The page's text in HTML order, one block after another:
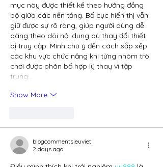
mục này được thiết kế theo hướng đồng
bộ giữa các nền tảng. Bố cục hiển thị vẫn
giữ được sự rõ ràng, giúp người dùng dễ
dàng theo dõi nội dung dù thay đổi thiết
bị truy cập. Mình chú ý đến cách sắp xếp
các khu vực chức năng khi từng nhóm trò
chơi được phân bổ hợp lý thay vì tập
trung…
Show More
blogcommentsieuviet
2 days ago